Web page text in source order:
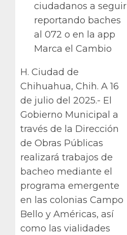
ciudadanos a seguir
reportando baches
al 072 o en la app
Marca el Cambio
H. Ciudad de
Chihuahua, Chih. A 16
de julio del 2025.- El
Gobierno Municipal a
través de la Dirección
de Obras Públicas
realizará trabajos de
bacheo mediante el
programa emergente
en las colonias Campo
Bello y Américas, así
como las vialidades